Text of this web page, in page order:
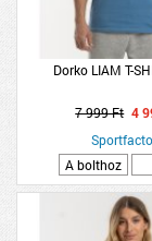
Dorko LIAM T-
7 999 Ft 4
A bolthoz